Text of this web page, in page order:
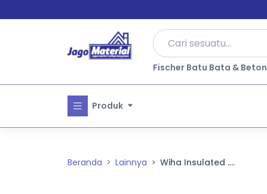
Fischer Batu Bata & Beton
Produk
Beranda Lainnya Wiha Insulated ....